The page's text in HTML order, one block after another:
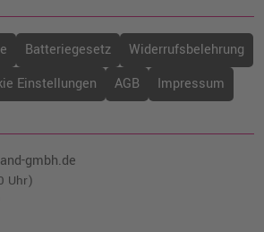
Batteriegesetz
Widerrufsbelehrung
Einstellungen AGB Impressum
gmbh.de
Uhr)